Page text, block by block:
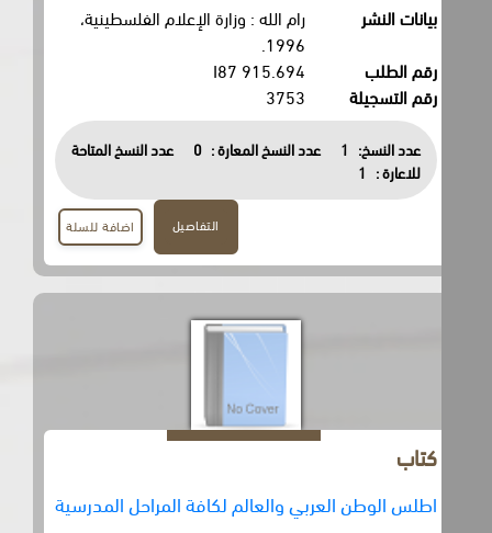
بيانات النشر
رام الله : وزارة الإعلام الفلسطينية،
رقم الطلب
915.694 I87
رقم التسجيلة
3753
عدد النسخ: 1 عدد النسخ المعارة : 0
عدد النسخ المتاحة
للاعارة :
1
اضافة للسلة
اطلس الوطن العربي والعالم لكافة المراحل المدرسية